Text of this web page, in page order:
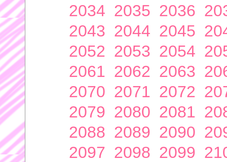
2034 2035 2036
2043 2044 2045
2052 2053 2054
2061 2062 2063
2070 2071 2072
2079 2080 2081
2088 2089 2090
2097 2098 2099